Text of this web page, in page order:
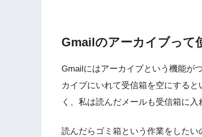
Gmailのアーカイブって
Gmailにはアーカイブという機能が
カイブにいれて受信箱を空にする
く、私は読んだメールも受信箱に入
読んだらゴミ箱という作業をした